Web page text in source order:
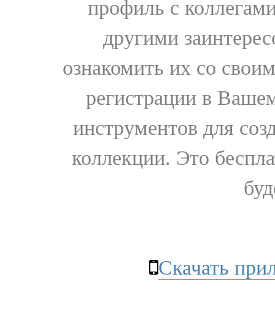
профиль с
другими
ознакомить их со
регистрации в
инструментов для
коллекции. Это
Скачать